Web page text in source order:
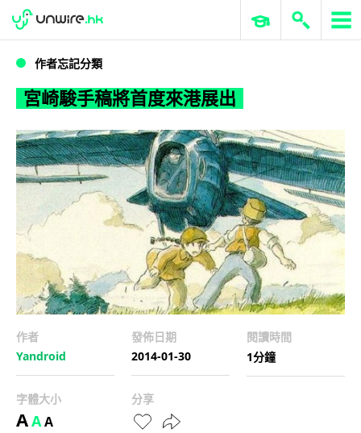
宮崎駿手稿將首度來港展出
WWDC 2026 ERP 與商業 AI
作者忘記分類
宮崎駿手稿將首度來港展出
作者
Yandroid
發佈日期
2014-01-30
閱讀時間
1分鐘
字體大小
AAA
分享